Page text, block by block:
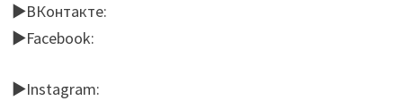
►ВКонтакте:
►Facebook:
►Instagram: